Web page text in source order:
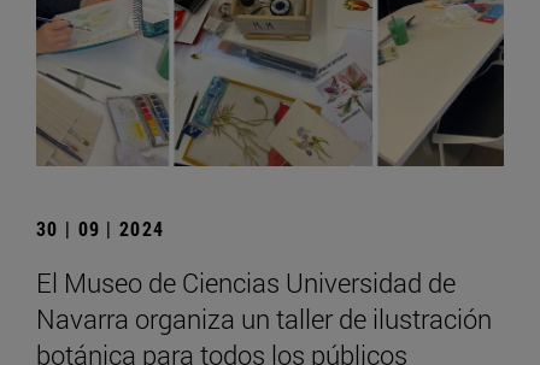
30 | 09 | 2024
El Museo de Ciencias Universidad de
Navarra organiza un taller de ilustración
botánica para todos los públicos